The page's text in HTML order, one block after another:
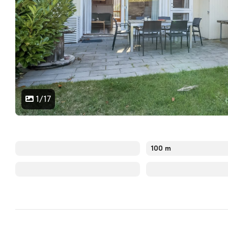
1/17
100 m